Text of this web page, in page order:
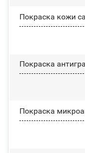
Покраска кожи
Покраска
Покраска